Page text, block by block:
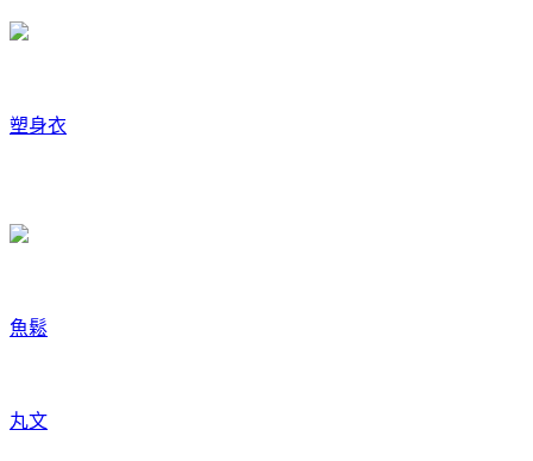
塑身衣
魚鬆
丸文